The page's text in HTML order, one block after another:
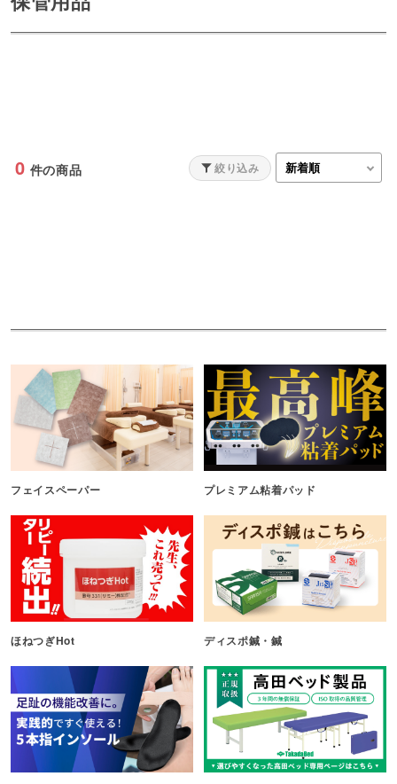
0 件の商品 絞り込み
フェイスペーパー プレミアム粘着パッド
ほねつぎHot ディスポ鍼・鍼